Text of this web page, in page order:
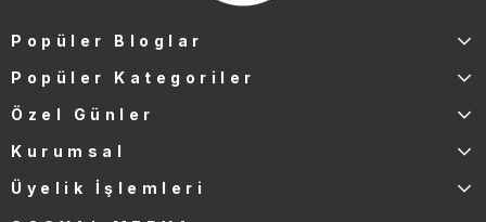
Popüler Bloglar
Popüler Kategoriler
Özel Günler
Kurumsal
Üyelik İşlemleri